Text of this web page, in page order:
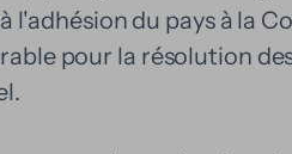
l'adhésion du pays à la
pour la résolution